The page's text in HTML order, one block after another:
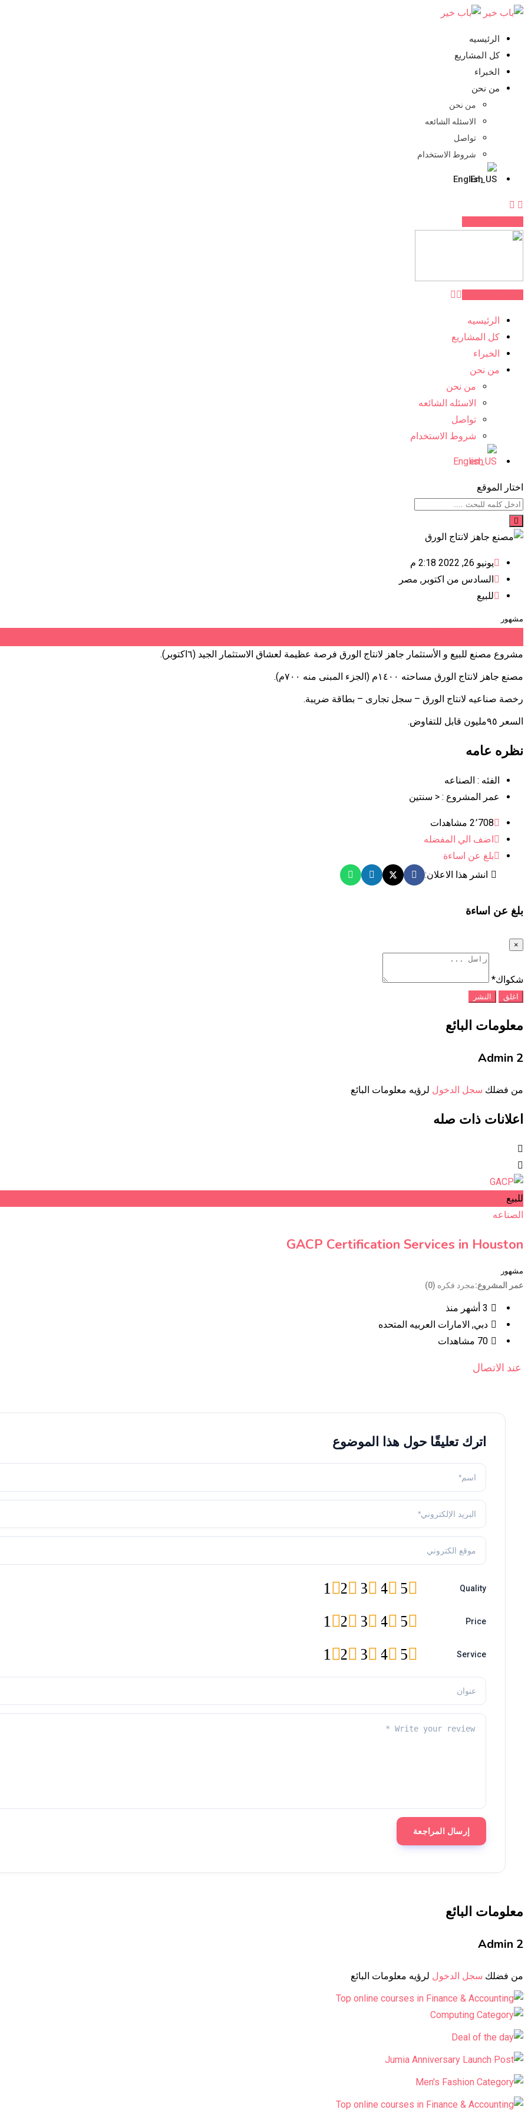
تخطي
الرئيسيه
كل المشاريع
الخبراء
من نحن
من نحن
الاسئله الشائعه
تواصل
شروط الاستخدام
English
الرئيسيه
كل المشاريع
الخبراء
من نحن
من نحن
الاسئله الشائعه
تواصل
شروط الاستخدام
English
اختار الموقع
يونيو 26, 2022 2:18 م
السادس من اكتوبر , مصر
للبيع
مشهور
مشروع مصنع للبيع و الأستثمار جاهز لانتاج الورق فرصة عظيمة لعشاق الاستثمار الجيد (٦اكتوبر).
مصنع جاهز لانتاج الورق مساحته ١٤٠٠م (الجزء المبنى منه ٧٠٠م).
رخصة صناعيه لانتاج الورق – سجل تجارى – بطاقة ضريبة.
السعر ٩٥مليون قابل للتفاوض.
نظره عامه
الفئه : الصناعه
عمر المشروع : < سنتين
2٬708 مشاهدات
اضف الي المفضله
بلغ عن اساءة
انشر هذا الاعلان:
بلغ عن اساءة
×
شكواك*
اغلق النشر
معلومات البائع
Admin 2
من فضلك سجل الدخول لرؤيه معلومات البائع
اعلانات ذات صله
للبيع
الصناعه
GACP Certification Services in Houston
مشهور
عمر المشروع مجرد فكره (0)
3 أشهر منذ
دبي, الامارات العربيه المتحده
70 مشاهدات
عند الاتصال
اترك تعليقًا حول هذا الموضوع
Quality
5
4
3
2
1
Price
5
4
3
2
1
Service
5
4
3
2
1
معلومات البائع
Admin 2
من فضلك سجل الدخول لرؤيه معلومات البائع